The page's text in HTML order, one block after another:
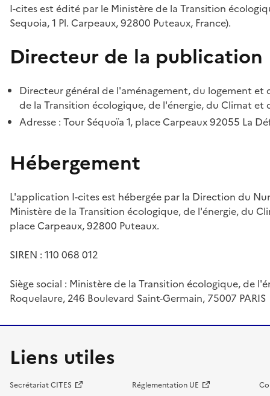
I-cites est édité par le Ministère de la Transition
Sequoia, 1 Pl. Carpeaux, 92800 Puteaux, France).
Directeur de la publication
Directeur général de l'aménagement, du logement
de la Transition écologique, de l'énergie, du Climat et
Adresse : Tour Séquoïa 1, place Carpeaux 92055 La
Hébergement
L'application I-cites est hébergée par la Direction du
Ministère de la Transition écologique, de l'énergie, du
place Carpeaux, 92800 Puteaux.
SIREN : 110 068 012
Siège social : Ministère de la Transition écologique, de
Roquelaure, 246 Boulevard Saint-Germain, 75007 PARIS
Liens utiles
Secrétariat CITES Réglementation UE